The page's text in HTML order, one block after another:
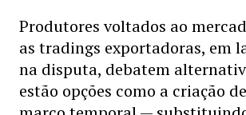
Produtores voltados ao
as tradings exportadoras, em
na disputa, debatem
estão opções como a criação